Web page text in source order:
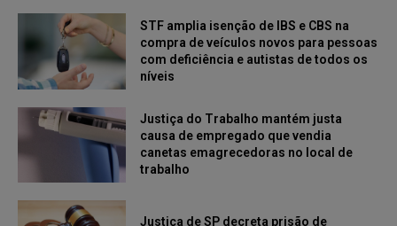
STF amplia isenção de IBS e CBS na
compra de veículos novos para pessoas
com deficiência e autistas de todos os
níveis
Justiça do Trabalho mantém justa
causa de empregado que vendia
canetas emagrecedoras no local de
trabalho
Justiça de SP decreta prisão de